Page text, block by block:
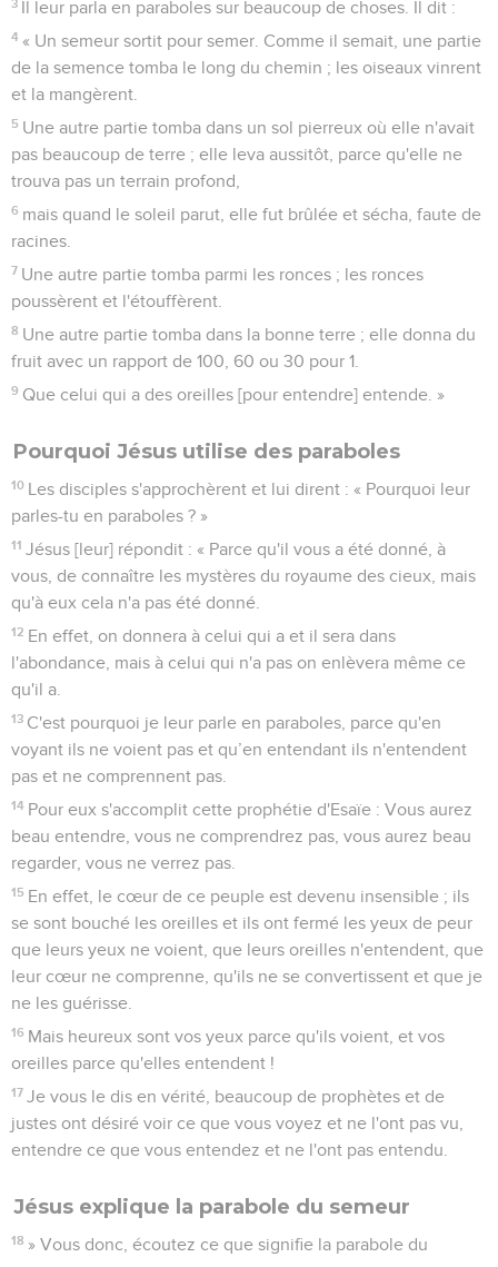
3 Il leur parla en paraboles sur beaucoup de choses. Il dit :
4 « Un semeur sortit pour semer. Comme il semait, une partie
de la semence tomba le long du chemin ; les oiseaux vinrent
et la mangèrent.
5 Une autre partie tomba dans un sol pierreux où elle n'avait
pas beaucoup de terre ; elle leva aussitôt, parce qu'elle ne
trouva pas un terrain profond,
6 mais quand le soleil parut, elle fut brûlée et sécha, faute de
racines.
7 Une autre partie tomba parmi les ronces ; les ronces
poussèrent et l'étouffèrent.
8 Une autre partie tomba dans la bonne terre ; elle donna du
fruit avec un rapport de 100, 60 ou 30 pour 1.
9 Que celui qui a des oreilles [pour entendre] entende. »
Pourquoi Jésus utilise des paraboles
10 Les disciples s'approchèrent et lui dirent : « Pourquoi leur
parles-tu en paraboles ? »
11 Jésus [leur] répondit : « Parce qu'il vous a été donné, à
vous, de connaître les mystères du royaume des cieux, mais
qu'à eux cela n'a pas été donné.
12 En effet, on donnera à celui qui a et il sera dans
l'abondance, mais à celui qui n'a pas on enlèvera même ce
qu'il a.
13 C'est pourquoi je leur parle en paraboles, parce qu'en
voyant ils ne voient pas et qu’en entendant ils n'entendent
pas et ne comprennent pas.
14 Pour eux s'accomplit cette prophétie d'Esaïe : Vous aurez
beau entendre, vous ne comprendrez pas, vous aurez beau
regarder, vous ne verrez pas.
15 En effet, le cœur de ce peuple est devenu insensible ; ils
se sont bouché les oreilles et ils ont fermé les yeux de peur
que leurs yeux ne voient, que leurs oreilles n'entendent, que
leur cœur ne comprenne, qu'ils ne se convertissent et que je
ne les guérisse.
16 Mais heureux sont vos yeux parce qu'ils voient, et vos
oreilles parce qu'elles entendent !
17 Je vous le dis en vérité, beaucoup de prophètes et de
justes ont désiré voir ce que vous voyez et ne l'ont pas vu,
entendre ce que vous entendez et ne l'ont pas entendu.
Jésus explique la parabole du semeur
18 » Vous donc, écoutez ce que signifie la parabole du